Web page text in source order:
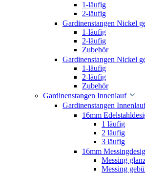
1-läufig
2-läufig
Gardinenstangen Nickel
1-läufig
2-läufig
Zubehör
Gardinenstangen Nickel
1-läufig
2-läufig
Zubehör
Gardinenstangen Innenlauf
Gardinenstangen
16mm
1 läufig
2 läufig
3 läufig
16mm
Messing
Messing